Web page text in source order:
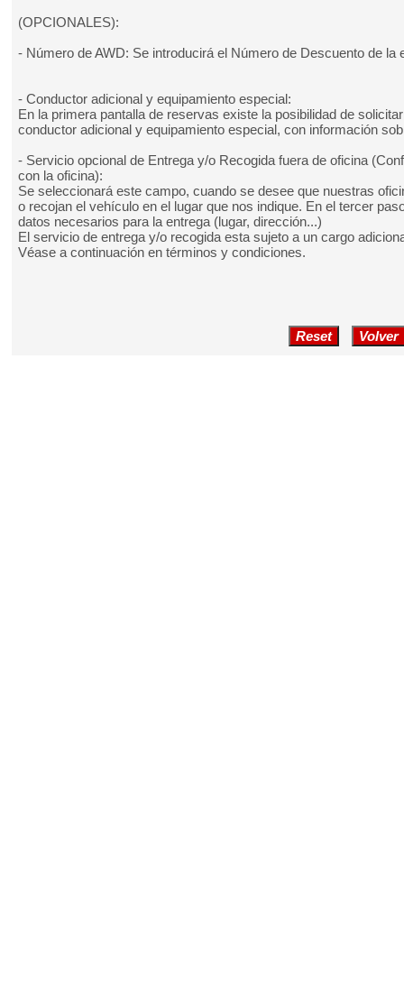
(OPCIONALES):
- Número de AWD: Se introducirá el Número de Descuento de la
- Conductor adicional y equipamiento especial:
En la primera pantalla de reservas existe la posibilidad de
conductor adicional y equipamiento especial, con información
- Servicio opcional de Entrega y/o Recogida fuera de oficina
con la oficina):
Se seleccionará este campo, cuando se desee que nuestras
o recojan el vehículo en el lugar que nos indique. En el tercer
datos necesarios para la entrega (lugar, dirección...)
El servicio de entrega y/o recogida esta sujeto a un cargo
Véase a continuación en términos y condiciones.